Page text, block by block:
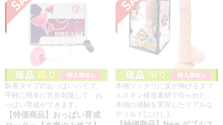
装着タイプのおっぱいバイブ。
手軽に簡単に乳首刺激して、お
っぱい育成ができます。
【特価商品】おっぱい育成
本物ソックリに皮が伸びるダブ
ルスキン構造素材で作られた、
本物の感触を実現したリアルな
ディルド(こけし)。